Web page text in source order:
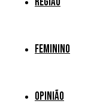
Feminino
Opinião